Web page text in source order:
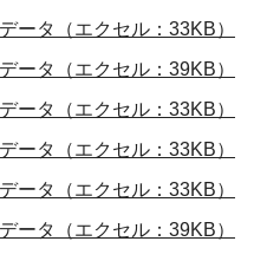
ータ（エクセル：33KB）
ータ（エクセル：39KB）
ータ（エクセル：33KB）
ータ（エクセル：33KB）
ータ（エクセル：33KB）
ータ（エクセル：39KB）